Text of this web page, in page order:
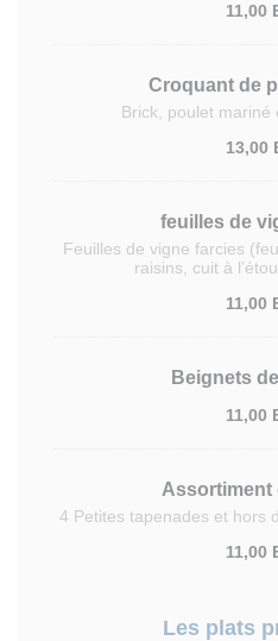
11,00
Croquant de
Brick, poulet mariné
13,00
feuilles de
Feuilles de vigne farcies
raisins, cuit à
11,00
Beignets
11,00
Assortiment
4 Petites tapenades et hors
11,00
Les plats